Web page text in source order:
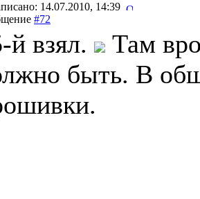
14.07.2010, 14:39
#72
й взял.
Там
быть. В